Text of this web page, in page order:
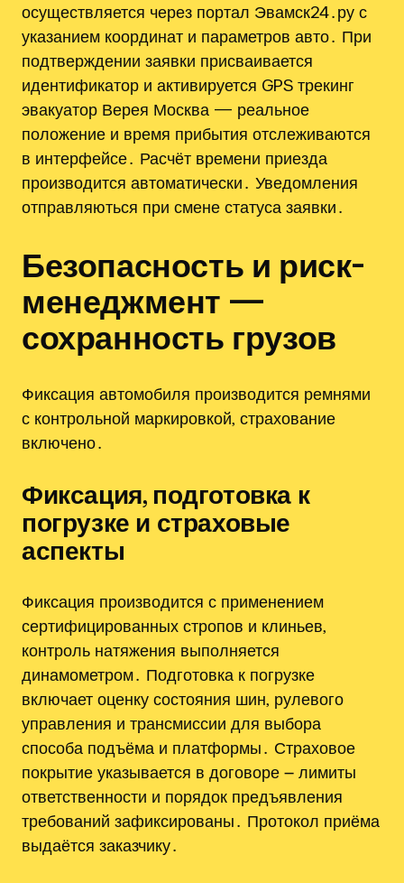
осуществляется через портал Эвамск24․ру с
указанием координат и параметров авто․ При
подтверждении заявки присваивается
идентификатор и активируется GPS трекинг
эвакуатор Верея Москва — реальное
положение и время прибытия отслеживаются
в интерфейсе․ Расчёт времени приезда
производится автоматически․ Уведомления
отправляються при смене статуса заявки․
Безопасность и риск-
менеджмент —
сохранность грузов
Фиксация автомобиля производится ремнями
с контрольной маркировкой‚ страхование
включено․
Фиксация‚ подготовка к
погрузке и страховые
аспекты
Фиксация производится с применением
сертифицированных стропов и клиньев‚
контроль натяжения выполняется
динамометром․ Подготовка к погрузке
включает оценку состояния шин‚ рулевого
управления и трансмиссии для выбора
способа подъёма и платформы․ Страховое
покрытие указывается в договоре ౼ лимиты
ответственности и порядок предъявления
требований зафиксированы․ Протокол приёма
выдаётся заказчику․